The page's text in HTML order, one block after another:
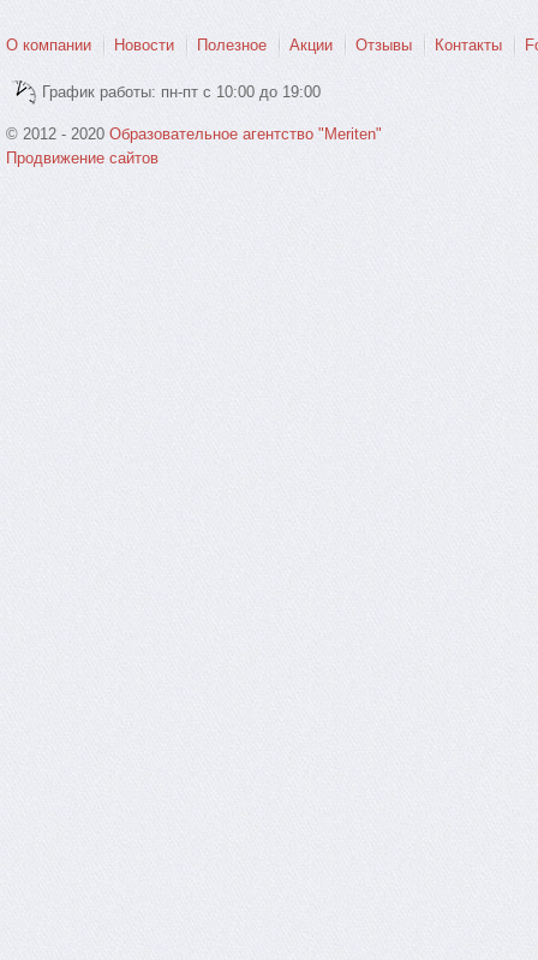
О компании Новости Полезное Акции Отзывы Контакты
График работы: пн-пт с 10:00 до 19:00
© 2012 - 2020 Образовательное агентство "Meriten"
Продвижение сайтов